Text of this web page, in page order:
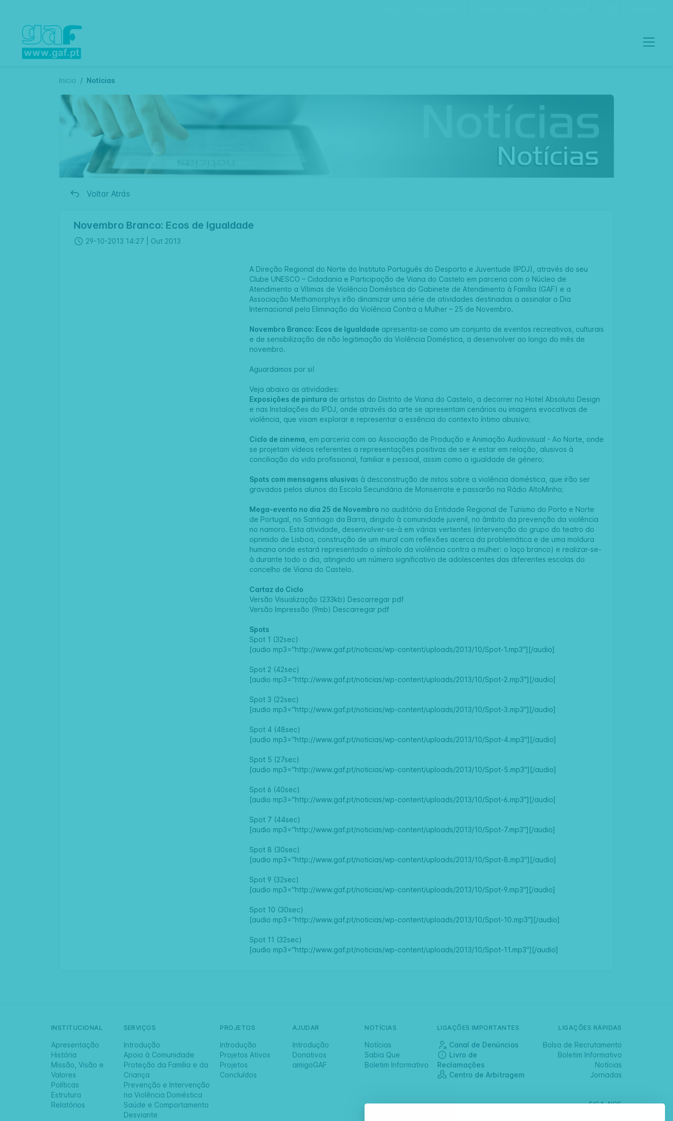
Inicio Notícias
Voltar Atrás
Novembro Branco: Ecos de Igualdade
29-10-2013 14:27 | Out 2013
A Direção Regional do Norte do Instituto Português do Desporto e Juventude (IPDJ), através do seu
Clube UNESCO – Cidadania e Participação de Viana do Castelo em parceria com o Núcleo de
Atendimento a Vítimas de Violência Doméstica do Gabinete de Atendimento à Família (GAF) e a
Associação Methamorphys irão dinamizar uma série de atividades destinadas a assinalar o Dia
Internacional pela Eliminação da Violência Contra a Mulher – 25 de Novembro.
Novembro Branco: Ecos de Igualdade apresenta-se como um conjunto de eventos recreativos, culturais
e de sensibilização de não legitimação da Violência Doméstica, a desenvolver ao longo do mês de
novembro.
Aguardamos por si!
Veja abaixo as atividades:
Exposições de pintura de artistas do Distrito de Viana do Castelo, a decorrer no Hotel Absoluto Design
e nas Instalações do IPDJ, onde através da arte se apresentam cenários ou imagens evocativas de
violência, que visam explorar e representar a essência do contexto íntimo abusivo;
Ciclo de cinema , em parceria com ao Associação de Produção e Animação Audiovisual - Ao Norte, onde
se projetam vídeos referentes a representações positivas de ser e estar em relação, alusivos à
conciliação da vida profissional, familiar e pessoal, assim como a igualdade de género;
Spots com mensagens alusivas à desconstrução de mitos sobre a violência doméstica, que irão ser
gravados pelos alunos da Escola Secundária de Monserrate e passarão na Rádio AltoMinho;
Mega-evento no dia 25 de Novembro no auditório da Entidade Regional de Turismo do Porto e Norte
de Portugal, no Santiago da Barra, dirigido à comunidade juvenil, no âmbito da prevenção da violência
no namoro. Esta atividade, desenvolver-se-à em várias vertentes (intervenção do grupo do teatro do
oprimido de Lisboa, construção de um mural com reflexões acerca da problemática e de uma moldura
humana onde estará representado o símbolo da violência contra a mulher: o laço branco) e realizar-se-
à durante todo o dia, atingindo um número significativo de adolescentes das diferentes escolas do
concelho de Viana do Castelo.
Cartaz do Ciclo
Versão Visualização (233kb) Descarregar pdf
Versão Impressão (9mb) Descarregar pdf
Spots
Spot 1 (32sec)
[audio mp3="http://www.gaf.pt/noticias/wp-content/uploads/2013/10/Spot-1.mp3"][/audio]
Spot 2 (42sec)
[audio mp3="http://www.gaf.pt/noticias/wp-content/uploads/2013/10/Spot-2.mp3"][/audio]
Spot 3 (22sec)
[audio mp3="http://www.gaf.pt/noticias/wp-content/uploads/2013/10/Spot-3.mp3"][/audio]
Spot 4 (48sec)
[audio mp3="http://www.gaf.pt/noticias/wp-content/uploads/2013/10/Spot-4.mp3"][/audio]
Spot 5 (27sec)
[audio mp3="http://www.gaf.pt/noticias/wp-content/uploads/2013/10/Spot-5.mp3"][/audio]
Spot 6 (40sec)
[audio mp3="http://www.gaf.pt/noticias/wp-content/uploads/2013/10/Spot-6.mp3"][/audio]
Spot 7 (44sec)
[audio mp3="http://www.gaf.pt/noticias/wp-content/uploads/2013/10/Spot-7.mp3"][/audio]
Spot 8 (30sec)
[audio mp3="http://www.gaf.pt/noticias/wp-content/uploads/2013/10/Spot-8.mp3"][/audio]
Spot 9 (32sec)
[audio mp3="http://www.gaf.pt/noticias/wp-content/uploads/2013/10/Spot-9.mp3"][/audio]
Spot 10 (30sec)
[audio mp3="http://www.gaf.pt/noticias/wp-content/uploads/2013/10/Spot-10.mp3"][/audio]
Spot 11 (32sec)
[audio mp3="http://www.gaf.pt/noticias/wp-content/uploads/2013/10/Spot-11.mp3"][/audio]
INSTITUCIONAL
Apresentação
História
Missão, Visão e
Valores
Políticas
Estrutura
Relatórios
SERVIÇOS
Introdução
Apoio à Comunidade
Proteção da Família e da
Criança
Prevenção e Intervenção
na Violência Doméstica
Saúde e Comportamento
Desviante
PROJETOS
Introdução
Projetos Ativos
Projetos
Concluídos
AJUDAR
Introdução
Donativos
amigoGAF
NOTÍCIAS
Notícias
Sabia Que
Boletim Informativo
LIGAÇÕES IMPORTANTES
Canal de Denúncias
Livro de
Reclamações
Centro de Arbitragem
LIGAÇÕES RÁPIDAS
Bolsa de Recrutamento
Boletim Informativo
Notícias
Jornadas
SIGA-NOS